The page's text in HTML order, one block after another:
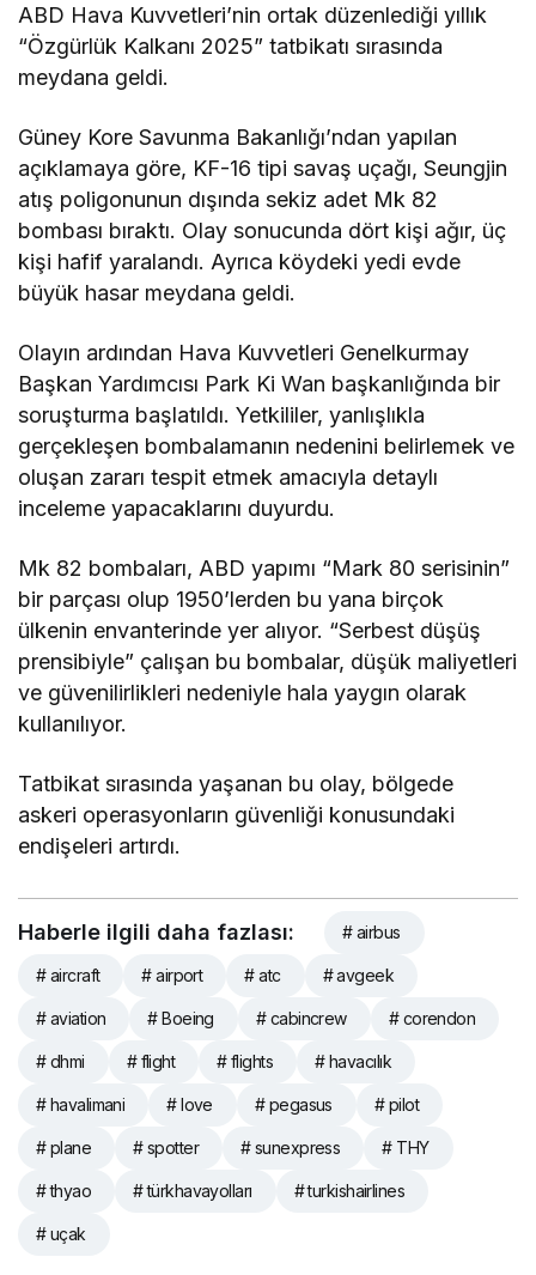
ABD Hava Kuvvetleri’nin ortak düzenlediği yıllık
“Özgürlük Kalkanı 2025” tatbikatı sırasında
meydana geldi.
Güney Kore Savunma Bakanlığı’ndan yapılan
açıklamaya göre, KF-16 tipi savaş uçağı, Seungjin
atış poligonunun dışında sekiz adet Mk 82
bombası bıraktı. Olay sonucunda dört kişi ağır, üç
kişi hafif yaralandı. Ayrıca köydeki yedi evde
büyük hasar meydana geldi.
Olayın ardından Hava Kuvvetleri Genelkurmay
Başkan Yardımcısı Park Ki Wan başkanlığında bir
soruşturma başlatıldı. Yetkililer, yanlışlıkla
gerçekleşen bombalamanın nedenini belirlemek ve
oluşan zararı tespit etmek amacıyla detaylı
inceleme yapacaklarını duyurdu.
Mk 82 bombaları, ABD yapımı “Mark 80 serisinin”
bir parçası olup 1950’lerden bu yana birçok
ülkenin envanterinde yer alıyor. “Serbest düşüş
prensibiyle” çalışan bu bombalar, düşük maliyetleri
ve güvenilirlikleri nedeniyle hala yaygın olarak
kullanılıyor.
Tatbikat sırasında yaşanan bu olay, bölgede
askeri operasyonların güvenliği konusundaki
endişeleri artırdı.
Haberle ilgili daha fazlası: # airbus
# aircraft # airport # atc # avgeek
# aviation # Boeing # cabincrew # corendon
# dhmi # flight # flights # havacılık
# havalimani # love # pegasus # pilot
# plane # spotter # sunexpress # THY
# thyao # türkhavayolları # turkishairlines
# uçak